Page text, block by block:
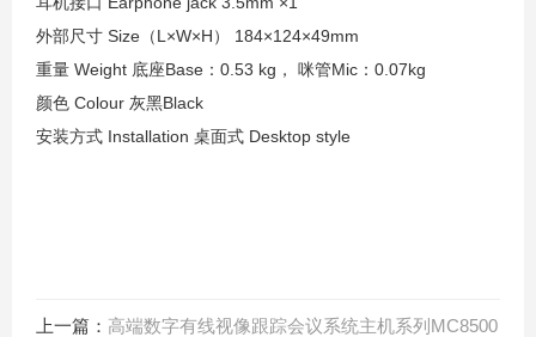
外部尺寸 Size（L×W×H） 184×124×49mm
重量 Weight 底座Base：0.53 kg， 咪管Mic：0.07kg
颜色 Colour 灰黑Black
安装方式 Installation 桌面式 Desktop style
上一篇： 高端数字有线视像跟踪会议系统主机系列MC8500